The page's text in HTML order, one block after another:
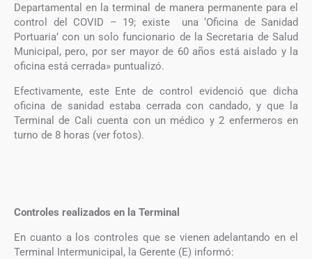
Departamental en la terminal de manera permanente para el
control del COVID – 19; existe una ‘Oficina de Sanidad
Portuaria’ con un solo funcionario de la Secretaria de Salud
Municipal, pero, por ser mayor de 60 años está aislado y la
oficina está cerrada» puntualizó.
Efectivamente, este Ente de control evidenció que dicha
oficina de sanidad estaba cerrada con candado, y que la
Terminal de Cali cuenta con un médico y 2 enfermeros en
turno de 8 horas (ver fotos).
Controles realizados en la Terminal
En cuanto a los controles que se vienen adelantando en el
Terminal Intermunicipal, la Gerente (E) informó: